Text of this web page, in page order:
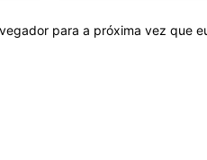
para a próxima vez que